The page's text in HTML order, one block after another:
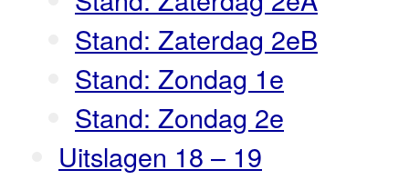
Stand: Zaterdag 2eB
Stand: Zondag 1e
Stand: Zondag 2e
Uitslagen 18 – 19